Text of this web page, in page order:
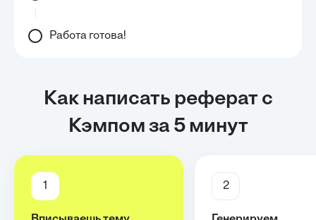
Работа готова!
Как написать реферат с
Кэмпом за 5 минут
1 2